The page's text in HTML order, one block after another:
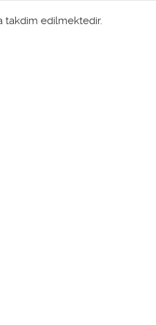
takdim edilmektedir.